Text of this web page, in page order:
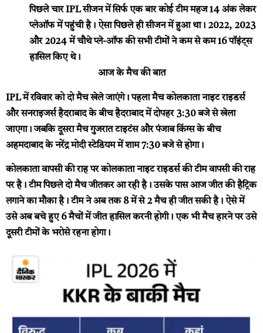
पिछले चार IPL सीजन में सिर्फ एक बार कोई टीम महज 14 अंक लेकर
प्लेऑफ में पहुंची है। ऐसा पिछले ही सीजन में हुआ था। 2022, 2023
और 2024 में चौथे प्ले-ऑफ की सभी टीमों ने कम से कम 16 पॉइंट्स
हासिल किए थे।
आज के मैच की बात
IPL में रविवार को दो मैच खेले जाएंगे। पहला मैच कोलकाता नाइट राइडर्स
और सनराइजर्स हैदराबाद के बीच हैदराबाद में दोपहर 3:30 बजे से खेला
जाएगा। जबकि दूसरा मैच गुजरात टाइटंस और पंजाब किंग्स के बीच
अहमदाबाद के नरेंद्र मोदी स्टेडियम में शाम 7:30 बजे से होगा।
कोलकाता वापसी की राह परकोलकाता नाइट राइडर्स की टीम वापसी की राह
पर है। टीम पिछले दो मैच जीतकर आ रही है। उसके पास आज जीत की हैट्रिक
लगाने का मौका है। टीम ने अब तक 8 में से 2 मैच ही जीत सकी है। ऐसे में
उसे अब बचे हुए 6 मैचों में जीत हासिल करनी होगी। एक भी मैच हारने पर उसे
दूसरी टीमों के भरोसे रहना होगा।